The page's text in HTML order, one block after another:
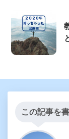
この記事を